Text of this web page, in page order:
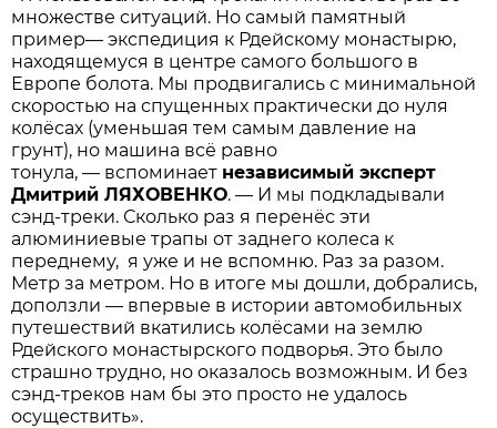
множестве ситуаций. Но самый памятный
пример— экспедиция к Рдейскому монастырю,
находящемуся в центре самого большого в
Европе болота. Мы продвигались с минимальной
скоростью на спущенных практически до нуля
колёсах (уменьшая тем самым давление на
грунт), но машина всё равно
тонула, — вспоминает независимый эксперт
Дмитрий ЛЯХОВЕНКО. — И мы подкладывали
сэнд-треки. Сколько раз я перенёс эти
алюминиевые трапы от заднего колеса к
переднему, я уже и не вспомню. Раз за разом.
Метр за метром. Но в итоге мы дошли, добрались,
доползли — впервые в истории автомобильных
путешествий вкатились колёсами на землю
Рдейского монастырского подворья. Это было
страшно трудно, но оказалось возможным. И без
сэнд-треков нам бы это просто не удалось
осуществить».